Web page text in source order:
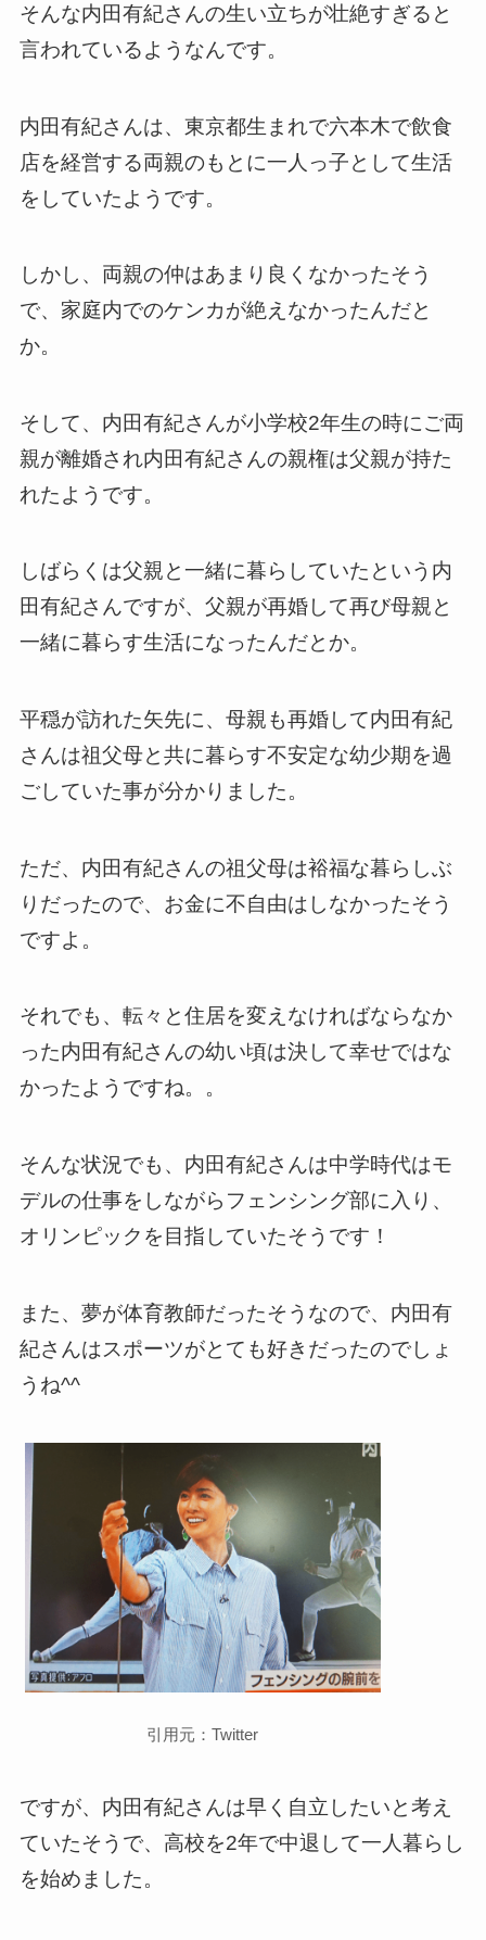
そんな内田有紀さんの生い立ちが壮絶すぎると
言われているようなんです。
内田有紀さんは、東京都生まれで六本木で飲食
店を経営する両親のもとに一人っ子として生活
をしていたようです。
しかし、両親の仲はあまり良くなかったそう
で、家庭内でのケンカが絶えなかったんだと
か。
そして、内田有紀さんが小学校2年生の時にご両
親が離婚され内田有紀さんの親権は父親が持た
れたようです。
しばらくは父親と一緒に暮らしていたという内
田有紀さんですが、父親が再婚して再び母親と
一緒に暮らす生活になったんだとか。
平穏が訪れた矢先に、母親も再婚して内田有紀
さんは祖父母と共に暮らす不安定な幼少期を過
ごしていた事が分かりました。
ただ、内田有紀さんの祖父母は裕福な暮らしぶ
りだったので、お金に不自由はしなかったそう
ですよ。
それでも、転々と住居を変えなければならなか
った内田有紀さんの幼い頃は決して幸せではな
かったようですね。。
そんな状況でも、内田有紀さんは中学時代はモ
デルの仕事をしながらフェンシング部に入り、
オリンピックを目指していたそうです！
また、夢が体育教師だったそうなので、内田有
紀さんはスポーツがとても好きだったのでしょ
うね^^
引用元：Twitter
ですが、内田有紀さんは早く自立したいと考え
ていたそうで、高校を2年で中退して一人暮らし
を始めました。